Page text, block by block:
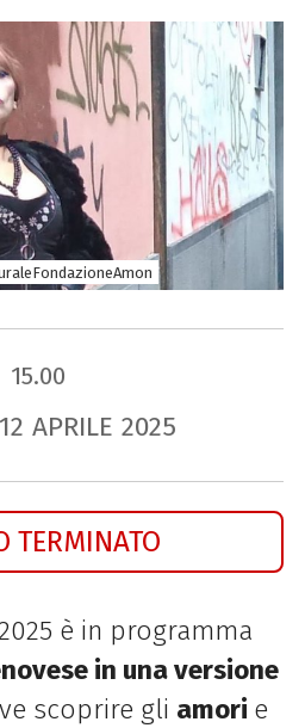
15.00
12 APRILE 2025
TERMINATO
è in programma
in una versione
scoprire gli amori e